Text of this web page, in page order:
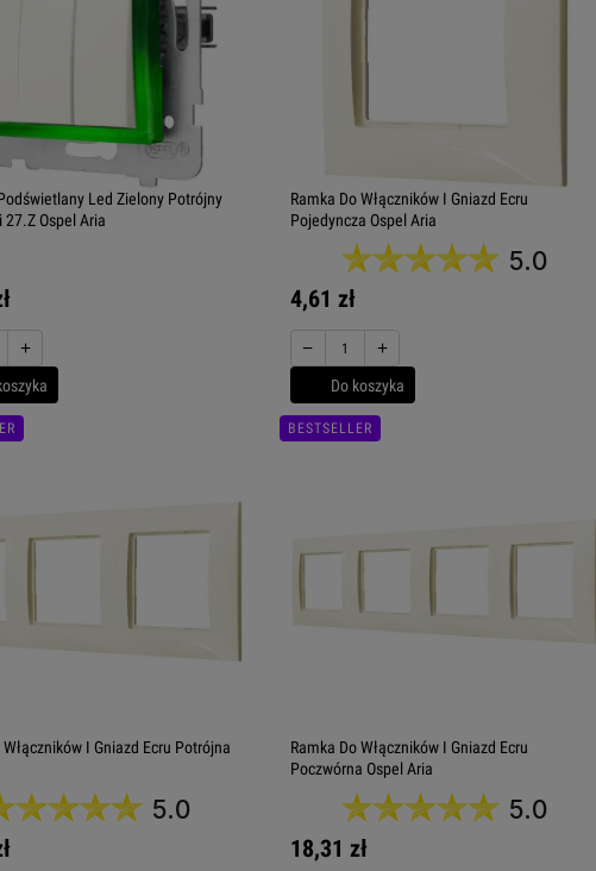
Led Zielony Potrójny
27.Z Ospel Aria
+
Ramka Do Włączników I Gniazd Ecru
Pojedyncza Ospel Aria
5.0
4,61 zł
− +
Do koszyka
Włączników I Gniazd Ecru Potrójna
5.0
Ramka Do Włączników I Gniazd Ecru
Poczwórna Ospel Aria
5.0
18,31 zł
BESTSELLER